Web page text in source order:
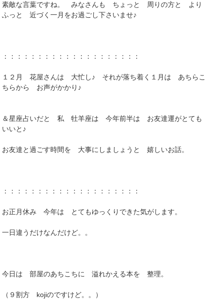
素敵な言葉ですね。 みなさんも ちょっと 周りの方と より
ふっと 近づく一月をお過ごし下さいませ♪
：：：：：：：：：：：：：：：：：：：：
１２月 花屋さんは 大忙し♪ それが落ち着く１月は あちらこ
ちらから お声がかかり♪
＆星座占いだと 私 牡羊座は 今年前半は お友達運がとても
いいと♪
お友達と過ごす時間を 大事にしましょうと 嬉しいお話。
：：：：：：：：：：：：：：：：：：：：
お正月休み 今年は とてもゆっくりできた気がします。
一日違うだけなんだけど。。
今日は 部屋のあちこちに 溢れかえる本を 整理。
（９割方 kojiのですけど。。）